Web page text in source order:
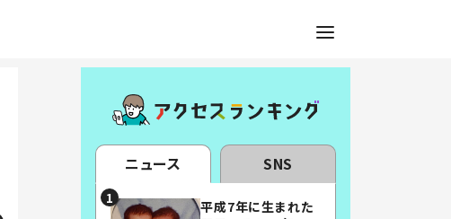
ニュース SNS
平成7年に生まれた